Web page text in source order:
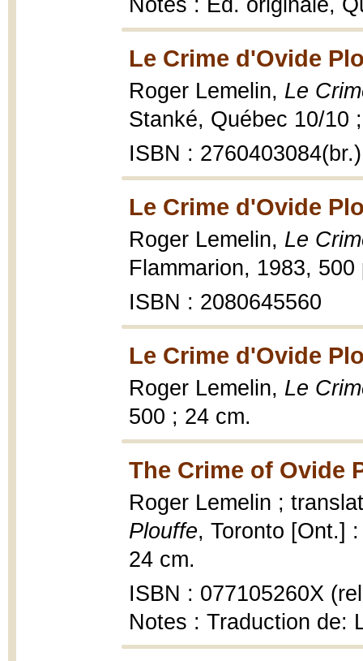
Notes : Éd. originale,
Le Crime d'Ovide
Roger Lemelin, Le
Stanké, Québec 10/10
ISBN : 2760403084(br.)
Le Crime d'Ovide
Roger Lemelin, Le
Flammarion, 1983,
ISBN : 2080645560
Le Crime d'Ovide
Roger Lemelin, Le
500 ; 24 cm.
The Crime of Ovide
Roger Lemelin ;
Plouffe, Toronto [Ont.]
24 cm.
ISBN : 077105260X
Notes : Traduction de: